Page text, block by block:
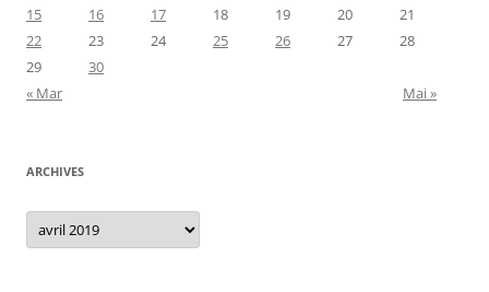
15
16 17 18 19 20
21
22
23 24 25 26 27
28
29
30
« Mar
Mai »
ARCHIVES
Archives